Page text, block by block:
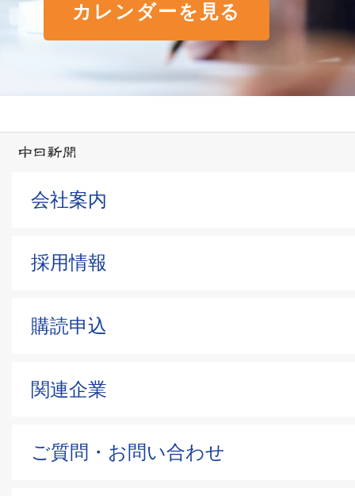
カレンダーを見る
会社案内
採用情報
購読申込
関連企業
ご質問・お問い合わせ